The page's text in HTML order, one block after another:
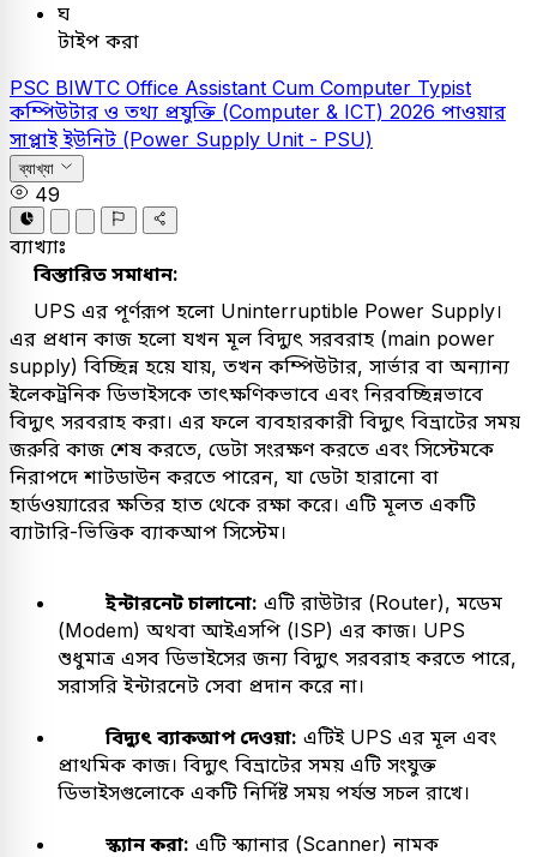
ঘ
টাইপ করা
PSC BIWTC Office Assistant Cum Computer Typist
কম্পিউটার ও তথ্য প্রযুক্তি (Computer & ICT) 2026 পাওয়ার
সাপ্লাই ইউনিট (Power Supply Unit - PSU)
ব্যাখ্যা
49
ব্যাখ্যাঃ
বিস্তারিত সমাধান:
UPS এর পূর্ণরূপ হলো Uninterruptible Power Supply।
এর প্রধান কাজ হলো যখন মূল বিদ্যুৎ সরবরাহ (main power
supply) বিচ্ছিন্ন হয়ে যায়, তখন কম্পিউটার, সার্ভার বা অন্যান্য
ইলেকট্রনিক ডিভাইসকে তাৎক্ষণিকভাবে এবং নিরবচ্ছিন্নভাবে
বিদ্যুৎ সরবরাহ করা। এর ফলে ব্যবহারকারী বিদ্যুৎ বিভ্রাটের সময়
জরুরি কাজ শেষ করতে, ডেটা সংরক্ষণ করতে এবং সিস্টেমকে
নিরাপদে শাটডাউন করতে পারেন, যা ডেটা হারানো বা
হার্ডওয়্যারের ক্ষতির হাত থেকে রক্ষা করে। এটি মূলত একটি
ব্যাটারি-ভিত্তিক ব্যাকআপ সিস্টেম।
ইন্টারনেট চালানো: এটি রাউটার (Router), মডেম
(Modem) অথবা আইএসপি (ISP) এর কাজ। UPS
শুধুমাত্র এসব ডিভাইসের জন্য বিদ্যুৎ সরবরাহ করতে পারে,
সরাসরি ইন্টারনেট সেবা প্রদান করে না।
বিদ্যুৎ ব্যাকআপ দেওয়া: এটিই UPS এর মূল এবং
প্রাথমিক কাজ। বিদ্যুৎ বিভ্রাটের সময় এটি সংযুক্ত
ডিভাইসগুলোকে একটি নির্দিষ্ট সময় পর্যন্ত সচল রাখে।
স্ক্যান করা: এটি স্ক্যানার (Scanner) নামক